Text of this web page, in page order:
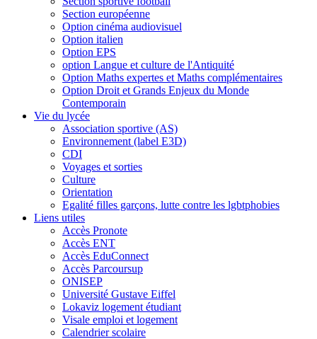
Section européenne
Option cinéma audiovisuel
Option italien
Option EPS
option Langue et culture de l'Antiquité
Option Maths expertes et Maths complémentaires
Option Droit et Grands Enjeux du Monde
Contemporain
Vie du lycée
Association sportive (AS)
Environnement (label E3D)
CDI
Voyages et sorties
Culture
Orientation
Egalité filles garçons, lutte contre les lgbtphobies
Liens utiles
Accès Pronote
Accès ENT
Accès EduConnect
Accès Parcoursup
ONISEP
Université Gustave Eiffel
Lokaviz logement étudiant
Visale emploi et logement
Calendrier scolaire